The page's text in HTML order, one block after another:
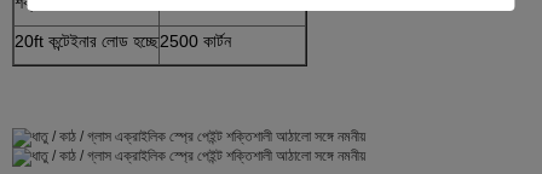
20ft কন্টেইনার লোড হচ্ছে2500 কার্টন